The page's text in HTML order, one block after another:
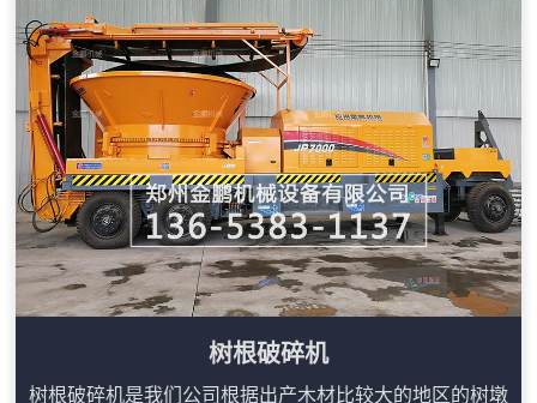
自动控制便于日常检修，遥控或集中控制可降低现场人员
靠近设备的频次。对于需要频繁转场、临时堆场处理或原
料来源分散的用户，移动式结构能提升施工效率，...
树根破碎机
树根破碎机是我们公司根据出产木材比较大的地区的树墩